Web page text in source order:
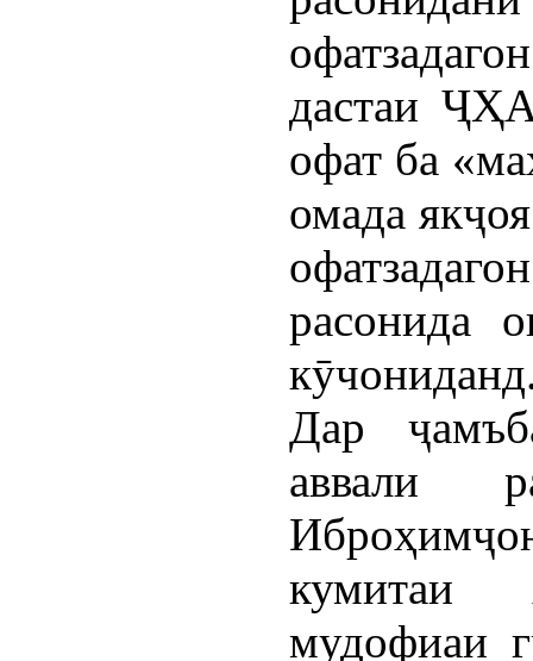
дастаи
офат ба
омада
расонида
Дар
аввали
кумитаи
мудофиаи